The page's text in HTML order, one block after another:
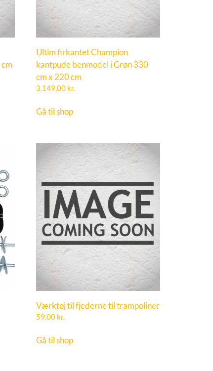
Ultim firkantet Champion
kantpude benmodel i Grøn 330
cm x 220 cm
3.149,00 kr.
Gå til shop
Værktøj til fjederne til trampoliner
59,00 kr.
Gå til shop